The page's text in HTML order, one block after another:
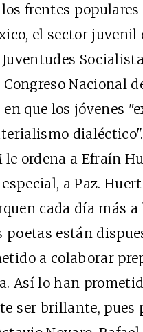
frentes
el sector
Congreso Nacional
en que los jóvenes
le ordena a Efraín
a Paz.
cada día más a
poetas están
a colaborar
Así lo han
ser brillante, pues